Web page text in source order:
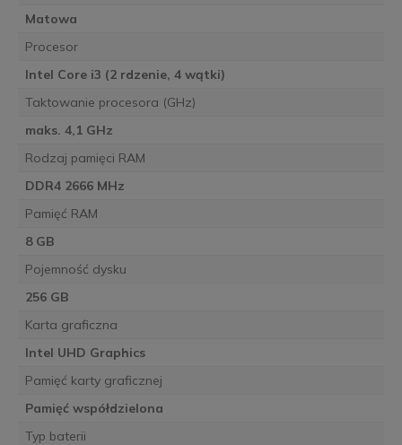
Matowa
Procesor
Intel Core i3 (2 rdzenie, 4 wątki)
Taktowanie procesora (GHz)
maks. 4,1 GHz
Rodzaj pamięci RAM
DDR4 2666 MHz
Pamięć RAM
8 GB
Pojemność dysku
256 GB
Karta graficzna
Intel UHD Graphics
Pamięć karty graficznej
Pamięć współdzielona
Typ baterii